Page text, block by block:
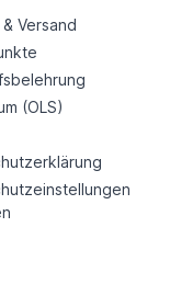
Versand
(OLS)